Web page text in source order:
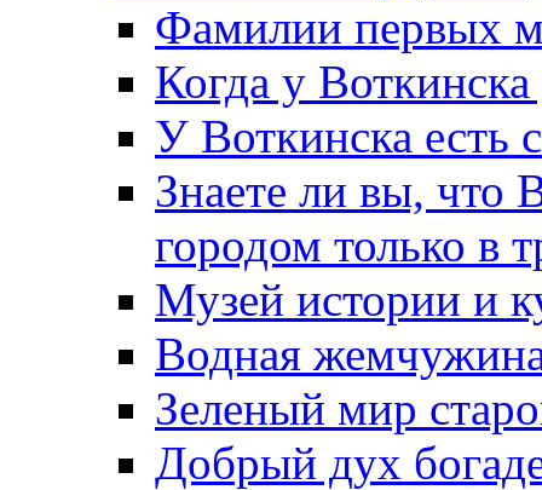
Фамилии первых
Когда у
У Воткинска есть
Знаете ли вы, что
городом только в
Музей истории и
Водная
Зеленый мир
Добрый дух